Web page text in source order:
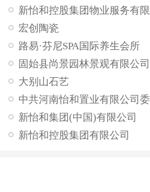
新怡和控股集团物业服务有限
宏创陶瓷
路易·芬尼SPA国际养生会所
固始县尚景园林景观有限公司
大别山石艺
中共河南怡和置业有限公司
新怡和集团(中国)有限公司
新怡和控股集团有限公司